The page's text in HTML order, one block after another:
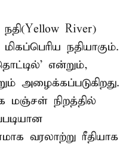
River)
நதியாகும்.
என்றும்,
அழைக்கப்படுகிறது.
நிறத்தில்
வரலாற்று ரீதியாக